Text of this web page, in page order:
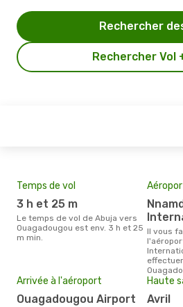
Rechercher Vol
Rechercher
Temps de vol
3 h et 25 m
Le temps de vol de Abuja vers
Ouagadougou est env. 3 h et 25
m min.
Nnamdi Azikiwe
Il vous faudra rejoindre
Arrivée à l'aéroport
Ouagadougou Airport
Haute
avril